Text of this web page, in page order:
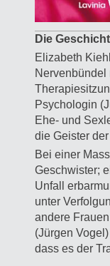
Die
Elizabeth
Psychologin
Ehe- und
die Geister
Bei einer
Geschwister;
Unfall
unter
andere
(Jürgen
dass es der